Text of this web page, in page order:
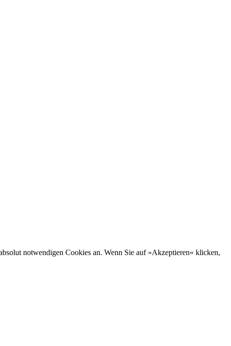
notwendigen Cookies an. Wenn Sie auf »Akzeptieren« klicken,